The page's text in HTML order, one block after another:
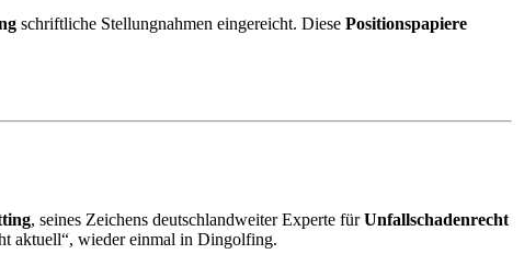
schriftliche Stellungnahmen eingereicht. Diese Positionspapiere
, seines Zeichens deutschlandweiter Experte fürUnfallschadenrecht
aktuell“, wieder einmal in Dingolfing.